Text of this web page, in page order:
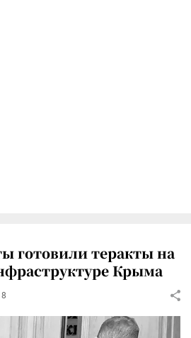
готовили теракты на
Крыма
8